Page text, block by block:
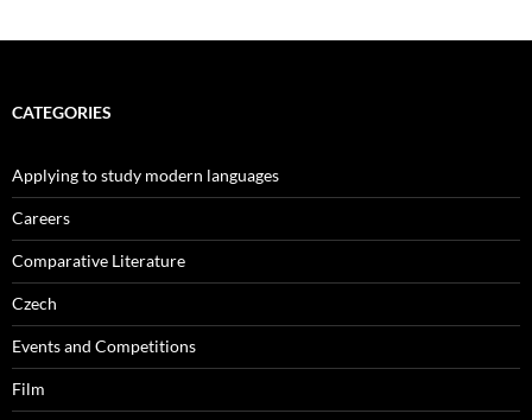
CATEGORIES
Applying to study modern languages
Careers
Comparative Literature
Czech
Events and Competitions
Film